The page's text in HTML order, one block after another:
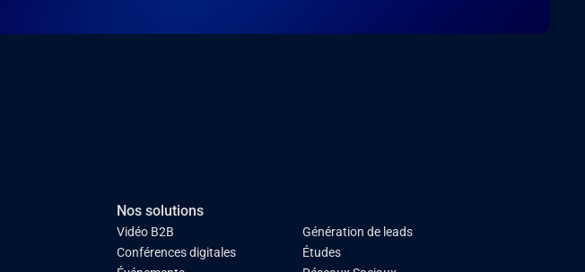
Nos solutions
Vidéo B2B
Conférences digitales
Génération de leads
Études